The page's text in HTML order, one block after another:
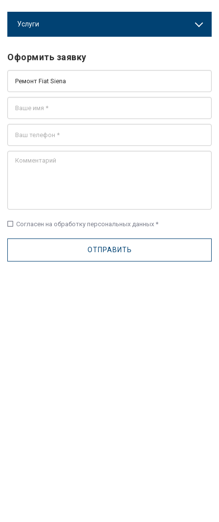
Услуги
Оформить заявку
check_box_outline_blank Согласен на обработку персональных данных *